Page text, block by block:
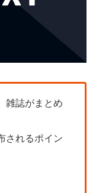
雑誌がまとめ
されるポイン